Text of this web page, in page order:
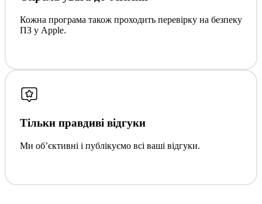
Кожна програма також проходить перевірку на безпеку
ПЗ у Apple.
Тільки правдиві відгуки
Ми обʼєктивні і публікуємо всі ваші відгуки.